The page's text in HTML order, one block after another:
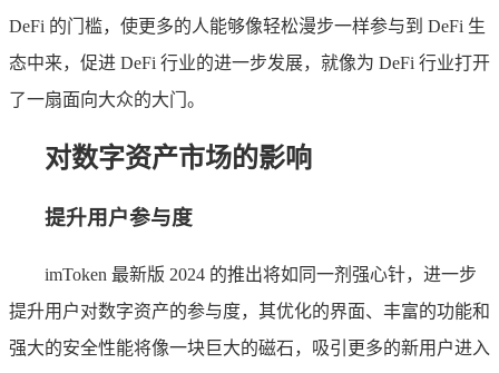
DeFi 的门槛，使更多的人能够像轻松漫步一样参与到 DeFi 生
态中来，促进 DeFi 行业的进一步发展，就像为 DeFi 行业打开
了一扇面向大众的大门。
对数字资产市场的影响
提升用户参与度
imToken 最新版 2024 的推出将如同一剂强心针，进一步
提升用户对数字资产的参与度，其优化的界面、丰富的功能和
强大的安全性能将像一块巨大的磁石，吸引更多的新用户进入